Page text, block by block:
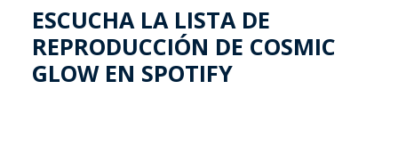
ESCUCHA LA LISTA DE
REPRODUCCIÓN DE COSMIC
GLOW EN SPOTIFY